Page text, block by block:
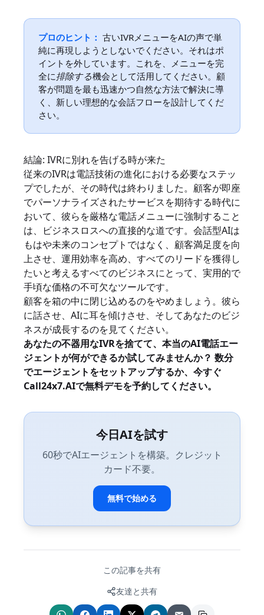
プロのヒント： 古いIVRメニューをAIの声で単
純に再現しようとしないでください。それはポ
イントを外しています。これを、メニューを完
全に排除する機会として活用してください。顧
客が問題を最も迅速かつ自然な方法で解決に導
く、新しい理想的な会話フローを設計してくだ
さい。
結論: IVRに別れを告げる時が来た
従来のIVRは電話技術の進化における必要なステッ
プでしたが、その時代は終わりました。顧客が即座
でパーソナライズされたサービスを期待する時代に
おいて、彼らを厳格な電話メニューに強制すること
は、ビジネスロスへの直接的な道です。会話型AIは
もはや未来のコンセプトではなく、顧客満足度を向
上させ、運用効率を高め、すべてのリードを獲得し
たいと考えるすべてのビジネスにとって、実用的で
手頃な価格の不可欠なツールです。
顧客を箱の中に閉じ込めるのをやめましょう。彼ら
に話させ、AIに耳を傾けさせ、そしてあなたのビジ
ネスが成長するのを見てください。
あなたの不器用なIVRを捨てて、本当のAI電話エー
ジェントが何ができるか試してみませんか？ 数分
でエージェントをセットアップするか、今すぐ
Call24x7.AIで無料デモを予約してください。
今日AIを試す
60秒でAIエージェントを構築。クレジット
カード不要。
無料で始める
この記事を共有
友達と共有